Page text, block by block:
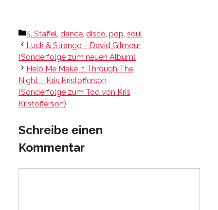
Kategorien
5. Staffel, dance, disco, pop, soul
Luck & Strange – David Gilmour
(Sonderfolge zum neuen Album)
Help Me Make It Through The
Night – Kris Kristofferson
(Sonderfolge zum Tod von Kris
Kristofferson)
Schreibe einen
Kommentar